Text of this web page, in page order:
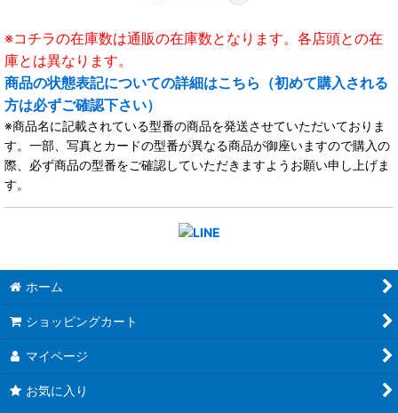
※コチラの在庫数は通販の在庫数となります。各店頭との在
庫とは異なります。
商品の状態表記についての詳細はこちら（初めて購入される
方は必ずご確認下さい）
※商品名に記載されている型番の商品を発送させていただいておりま
す。一部、写真とカードの型番が異なる商品が御座いますので購入の
際、必ず商品の型番をご確認していただきますようお願い申し上げま
す。
ホーム
ショッピングカート
マイページ
お気に入り